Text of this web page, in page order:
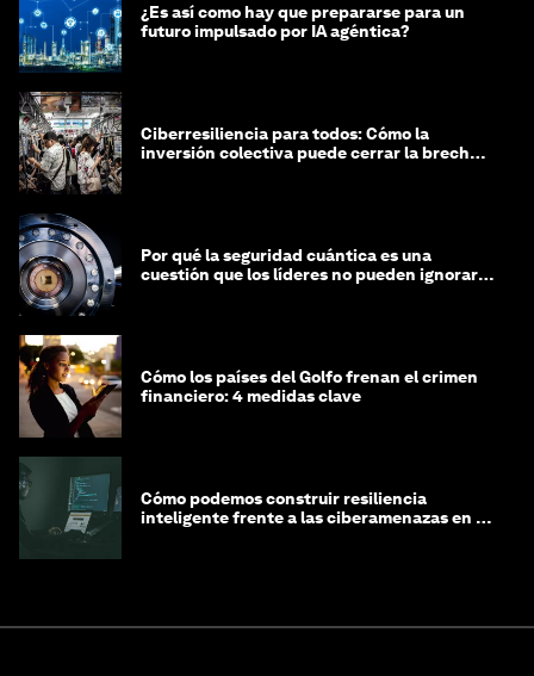
¿Es así como hay que prepararse para un
futuro impulsado por IA agéntica?
Ciberresiliencia para todos: Cómo la
inversión colectiva puede cerrar la brecha
Por qué la seguridad cuántica es una
cuestión que los líderes no pueden ignorar
Cómo los países del Golfo frenan el crimen
financiero: 4 medidas clave
Cómo podemos construir resiliencia
inteligente frente a las ciberamenazas en la